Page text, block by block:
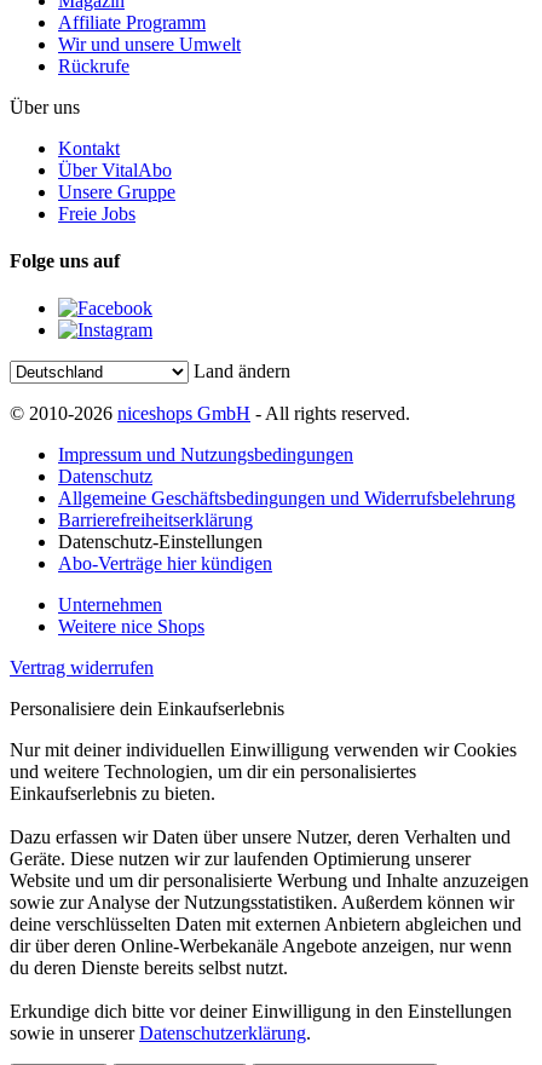
Affiliate Programm
Wir und unsere Umwelt
Rückrufe
Über uns
Kontakt
Über VitalAbo
Unsere Gruppe
Freie Jobs
Folge uns auf
Land ändern
© 2010-2026 niceshops GmbH - All rights reserved.
Impressum und Nutzungsbedingungen
Datenschutz
Allgemeine Geschäftsbedingungen und Widerrufsbelehrung
Barrierefreiheitserklärung
Datenschutz-Einstellungen
Abo-Verträge hier kündigen
Unternehmen
Weitere nice Shops
Vertrag widerrufen
Personalisiere dein Einkaufserlebnis
Nur mit deiner individuellen Einwilligung verwenden wir Cookies
und weitere Technologien, um dir ein personalisiertes
Einkaufserlebnis zu bieten.
Dazu erfassen wir Daten über unsere Nutzer, deren Verhalten und
Geräte. Diese nutzen wir zur laufenden Optimierung unserer
Website und um dir personalisierte Werbung und Inhalte anzuzeigen
sowie zur Analyse der Nutzungsstatistiken. Außerdem können wir
deine verschlüsselten Daten mit externen Anbietern abgleichen und
dir über deren Online-Werbekanäle Angebote anzeigen, nur wenn
du deren Dienste bereits selbst nutzt.
Erkundige dich bitte vor deiner Einwilligung in den Einstellungen
sowie in unsererDatenschutzerklärung.